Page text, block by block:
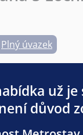
Plný úvazek
už je
důvod